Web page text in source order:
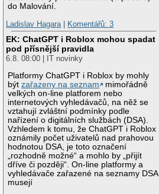
do Malování.
Ladislav Hagara
Komentářů: 3
EK: ChatGPT i Roblox mohou spadat
pod přísnější pravidla
6.8. 08:00 | IT novinky
Platformy ChatGPT i Roblox by mohly
býtzařazeny na seznam
mimořádně
velkých on-line platforem nebo
internetových vyhledávačů, na něž se
vztahují zvláštní podmínky podle
nařízení o digitálních službách (DSA).
Vzhledem k tomu, že ChatGPT i Roblox
oznámily počet uživatelů nad prahovou
hodnotou DSA, je toto označení
„rozhodně možné“ a mohlo by „přijít
dříve či později“. On-line platformy a
vyhledávače zařazené na seznamy DSA
musejí